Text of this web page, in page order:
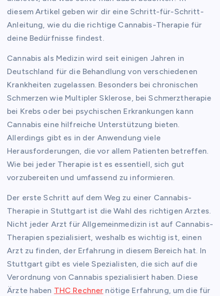
diesem Artikel geben wir dir eine Schritt-für-Schritt-
Anleitung, wie du die richtige Cannabis-Therapie für
deine Bedürfnisse findest.
Cannabis als Medizin wird seit einigen Jahren in
Deutschland für die Behandlung von verschiedenen
Krankheiten zugelassen. Besonders bei chronischen
Schmerzen wie Multipler Sklerose, bei Schmerztherapie
bei Krebs oder bei psychischen Erkrankungen kann
Cannabis eine hilfreiche Unterstützung bieten.
Allerdings gibt es in der Anwendung viele
Herausforderungen, die vor allem Patienten betreffen.
Wie bei jeder Therapie ist es essentiell, sich gut
vorzubereiten und umfassend zu informieren.
Der erste Schritt auf dem Weg zu einer Cannabis-
Therapie in Stuttgart ist die Wahl des richtigen Arztes.
Nicht jeder Arzt für Allgemeinmedizin ist auf Cannabis-
Therapien spezialisiert, weshalb es wichtig ist, einen
Arzt zu finden, der Erfahrung in diesem Bereich hat. In
Stuttgart gibt es viele Spezialisten, die sich auf die
Verordnung von Cannabis spezialisiert haben. Diese
Ärzte haben THC Rechner nötige Erfahrung, um die für